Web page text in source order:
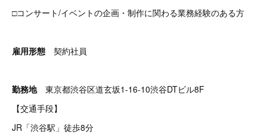
□コンサート/イベントの企画・制作に関わる業務経験のある方
雇用形態 契約社員
勤務地東京都渋谷区道玄坂1-16-10渋谷DTビル8F
【交通手段】
JR「渋谷駅」徒歩8分